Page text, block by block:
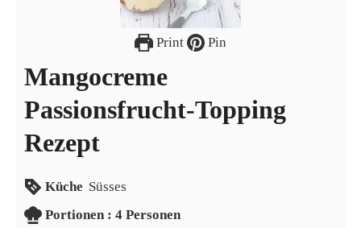
Print Pin
Mangocreme
Passionsfrucht-Topping
Rezept
Küche Süsses
Portionen
Portionen :4 Personen